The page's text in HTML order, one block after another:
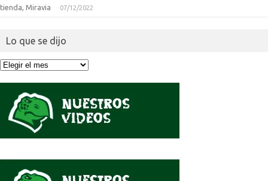
tienda, Miravia
07/12/2022
Lo que se dijo
Lo